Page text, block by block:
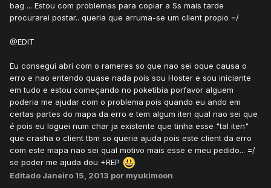
bag ... Estou com problemas para copiar a Ss mais tarde
procurarei postar.. queria que arruma-se um client propio =/
@EDIT
Eu consegui abri com o rameres so que nao sei oque causa o
erro e nao entendo quase nada pois sou Hoster e sou iniciante
em tudo e estou começando no poketibia porfavor alguem
poderia me ajudar com o problema pois quando eu ando em
certas partes do mapa da erro e tem algum iten qual nao sei que
é pois eu loguei num char ja existente que tinha esse "tal iten"
que crasha o client tbm so queria ajuda pois este client da erro
com este mapa nao sei qual motivo mais esse e meu pedido... =/
se poder me ajuda dou +REP
Editado Janeiro 15, 2013 por myukimoon